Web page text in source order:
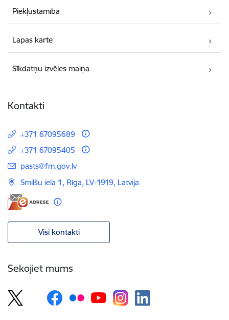
Piekļūstamība
Lapas karte
Sīkdatņu izvēles maiņa
Kontakti
+371 67095689
+371 67095405
E-pasts:
pasts@fm.gov.lv
Smilšu iela 1, Rīga, LV-1919, Latvija
Visi kontakti
Sekojiet mums